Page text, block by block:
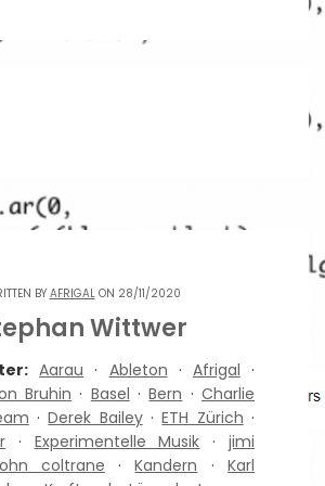
BYAFRIGALON 28/11/2020
Wittwer
Aarau · Ableton · Afrigal ·
Bruhin · Basel ·Bern ·Charlie
·Derek Bailey·ETH Zürich ·
· Experimentelle Musik ·jimi
coltrane ·Kandern ·Karl